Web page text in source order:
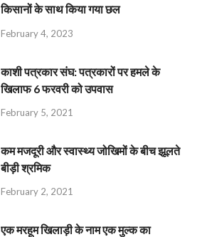
किसानों के साथ किया गया छल
February 4, 2023
काशी पत्रकार संघ: पत्रकारों पर हमले के
खिलाफ 6 फरवरी को उपवास
February 5, 2021
कम मजदूरी और स्वास्थ्य जोखिमों के बीच झूलते
बीड़ी श्रमिक
February 2, 2021
एक मरहूम खिलाड़ी के नाम एक मुल्क का